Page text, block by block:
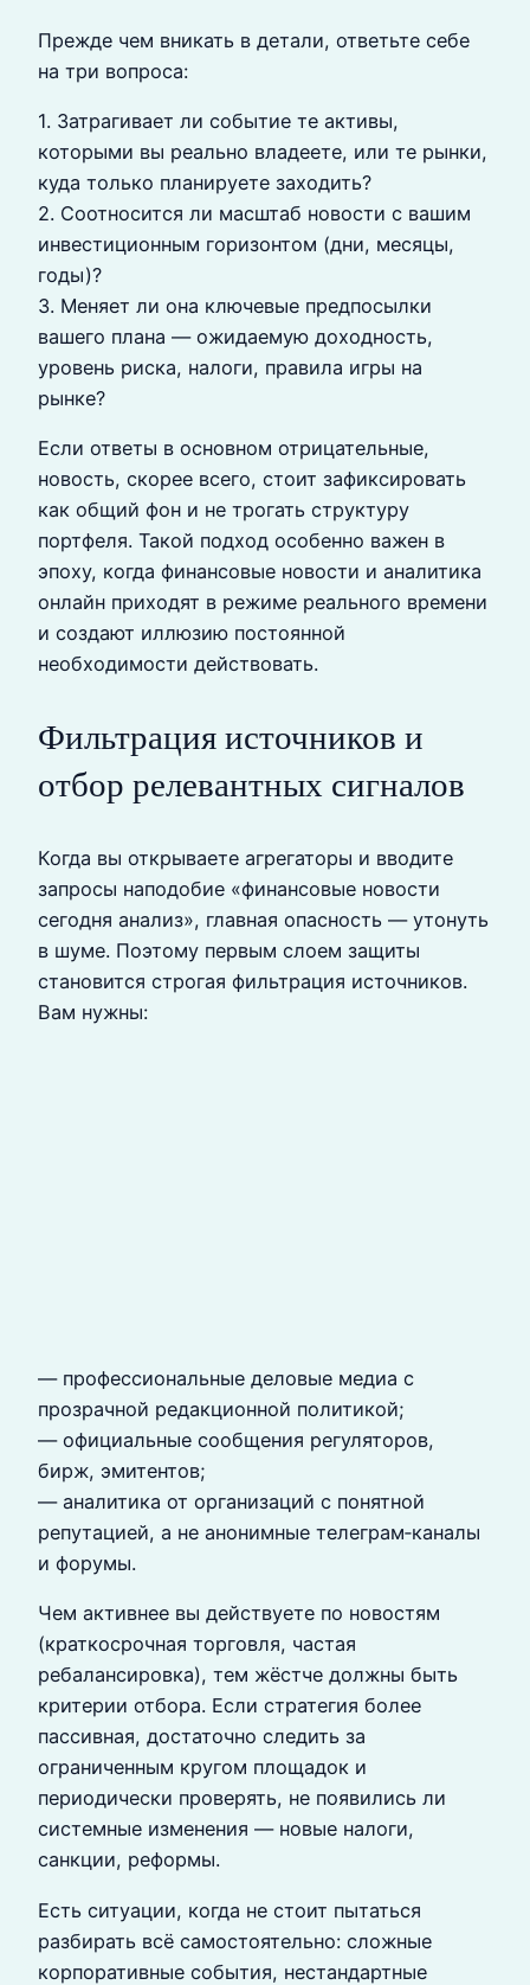
Прежде чем вникать в детали, ответьте себе
на три вопроса:
1. Затрагивает ли событие те активы,
которыми вы реально владеете, или те рынки,
куда только планируете заходить?
2. Соотносится ли масштаб новости с вашим
инвестиционным горизонтом (дни, месяцы,
годы)?
3. Меняет ли она ключевые предпосылки
вашего плана — ожидаемую доходность,
уровень риска, налоги, правила игры на
рынке?
Если ответы в основном отрицательные,
новость, скорее всего, стоит зафиксировать
как общий фон и не трогать структуру
портфеля. Такой подход особенно важен в
эпоху, когда финансовые новости и аналитика
онлайн приходят в режиме реального времени
и создают иллюзию постоянной
необходимости действовать.
Фильтрация источников и
отбор релевантных сигналов
Когда вы открываете агрегаторы и вводите
запросы наподобие «финансовые новости
сегодня анализ», главная опасность — утонуть
в шуме. Поэтому первым слоем защиты
становится строгая фильтрация источников.
Вам нужны:
— профессиональные деловые медиа с
прозрачной редакционной политикой;
— официальные сообщения регуляторов,
бирж, эмитентов;
— аналитика от организаций с понятной
репутацией, а не анонимные телеграм‑каналы
и форумы.
Чем активнее вы действуете по новостям
(краткосрочная торговля, частая
ребалансировка), тем жёстче должны быть
критерии отбора. Если стратегия более
пассивная, достаточно следить за
ограниченным кругом площадок и
периодически проверять, не появились ли
системные изменения — новые налоги,
санкции, реформы.
Есть ситуации, когда не стоит пытаться
разбирать всё самостоятельно: сложные
корпоративные события, нестандартные